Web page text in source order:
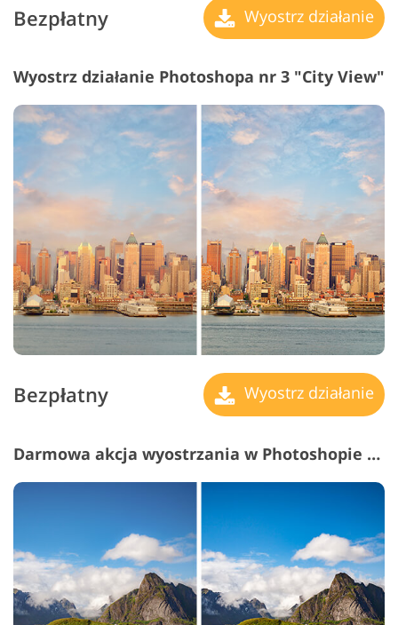
Bezpłatny Wyostrz działanie
Wyostrz działanie Photoshopa nr 3 "City View"
Bezpłatny Wyostrz działanie
Darmowa akcja wyostrzania w Photoshopie nr 4 "Tranquility"